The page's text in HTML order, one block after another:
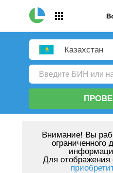
Казахстан
Внимание! Вы
ограниченного
Для